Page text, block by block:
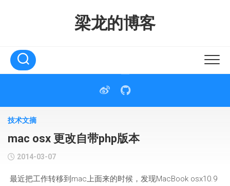
梁龙的博客
技术文摘
mac osx 更改自带php版本
2014-03-07
最近把工作转移到mac上面来的时候，发现MacBook osx10.9